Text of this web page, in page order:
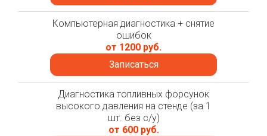
Компьютерная диагностика + снятие
ошибок
от 1200 руб.
Записаться
Диагностика топливных форсунок
высокого давления на стенде (за 1
шт. без с/у)
от 600 руб.